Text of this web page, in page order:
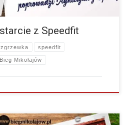
z Speedfit
speedfit
Mikołajów